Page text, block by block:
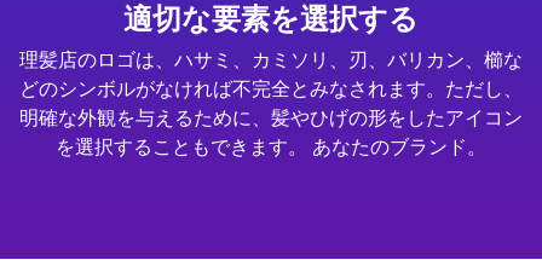
適切な要素を選択する
理髪店のロゴは、ハサミ、カミソリ、刃、バリカン、櫛な
どのシンボルがなければ不完全とみなされます。ただし、
明確な外観を与えるために、髪やひげの形をしたアイコン
を選択することもできます。 あなたのブランド。